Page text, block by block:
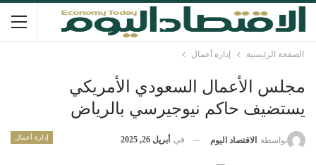
الصفحة الرئيسية إدارة أعمال
مجلس الأعمال السعودي الأمريكي
يستضيف حاكم نيوجيرسي بالرياض
إدارة أعمال بواسطة الاقتصاد اليوم في أبريل 26, 2025